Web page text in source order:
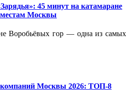
45 минут на катамаране
Москвы
Воробьёвых гор — одна из самых
Москвы 2026: ТОП-8